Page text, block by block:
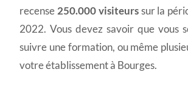
recense 250.000 visiteurssur la
2022. Vous devez savoir que vous
suivre une formation, ou même
votre établissement à Bourges.